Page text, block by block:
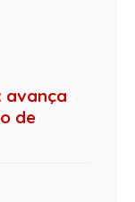
avança
de